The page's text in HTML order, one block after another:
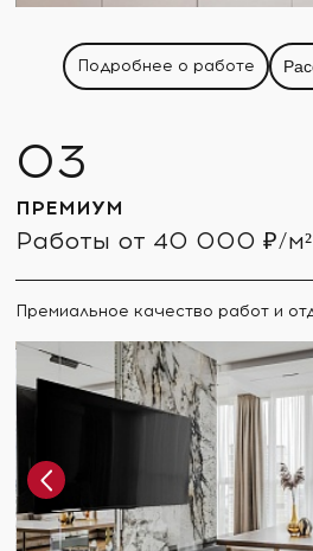
Подробнее о работе
ПРЕМИУМ
Работы от 40 000 ₽/м²
Премиальное качество работ и